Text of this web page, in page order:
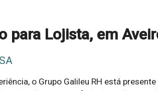
para Lojista, em
o Grupo Galileu RH está